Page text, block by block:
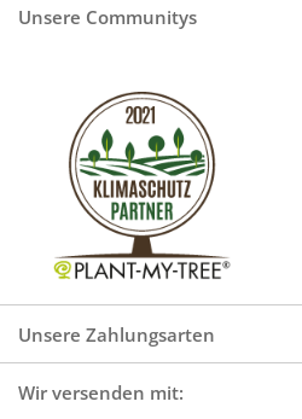
Unsere Communitys
Unsere Zahlungsarten
Wir versenden mit: